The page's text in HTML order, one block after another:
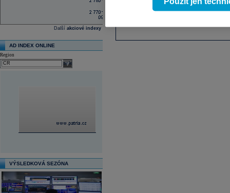
Další akciové indexy
AD INDEX ONLINE
Region
select
VÝSLEDKOVÁ SEZÓNA